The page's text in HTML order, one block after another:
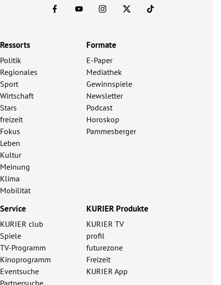
Ressorts
Politik
Regionales
Sport
Wirtschaft
Stars
freizeit
Fokus
Leben
Kultur
Meinung
Klima
Mobilität
Formate
E-Paper
Mediathek
Gewinnspiele
Newsletter
Podcast
Horoskop
Pammesberger
Service
KURIER club
Spiele
TV-Programm
Kinoprogramm
Eventsuche
KURIER Produkte
KURIER TV
profil
futurezone
Freizeit
KURIER App